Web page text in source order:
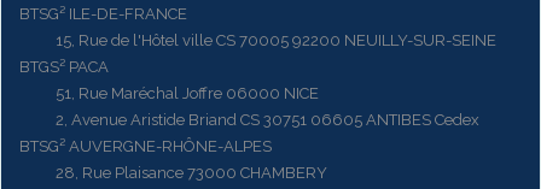
BTSG² ILE-DE-FRANCE
15, Rue de l'Hôtel ville CS 70005 92200 NEUILLY-SUR-SEINE
BTGS² PACA
51, Rue Maréchal Joffre 06000 NICE
2, Avenue Aristide Briand CS 30751 06605 ANTIBES Cedex
BTSG² AUVERGNE-RHÔNE-ALPES
28, Rue Plaisance 73000 CHAMBERY